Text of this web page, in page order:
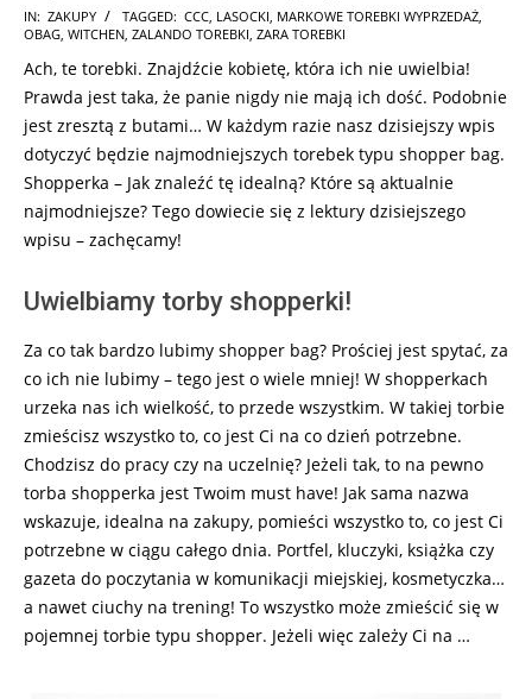
2025-
07-
24
IN: ZAKUPY TAGGED: CCC LASOCKI MARKOWE TOREBKI WYPRZEDAŻ
OBAG WITCHEN ZALANDO TOREBKI ZARA TOREBKI
Ach, te torebki. Znajdźcie kobietę, która ich nie uwielbia!
Prawda jest taka, że panie nigdy nie mają ich dość. Podobnie
jest zresztą z butami… W każdym razie nasz dzisiejszy wpis
dotyczyć będzie najmodniejszych torebek typu shopper bag.
Shopperka – Jak znaleźć tę idealną? Które są aktualnie
najmodniejsze? Tego dowiecie się z lektury dzisiejszego
wpisu – zachęcamy!
Uwielbiamy torby shopperki!
Za co tak bardzo lubimy shopper bag? Prościej jest spytać, za
co ich nie lubimy – tego jest o wiele mniej! W shopperkach
urzeka nas ich wielkość, to przede wszystkim. W takiej torbie
zmieścisz wszystko to, co jest Ci na co dzień potrzebne.
Chodzisz do pracy czy na uczelnię? Jeżeli tak, to na pewno
torba shopperka jest Twoim must have! Jak sama nazwa
wskazuje, idealna na zakupy, pomieści wszystko to, co jest Ci
potrzebne w ciągu całego dnia. Portfel, kluczyki, książka czy
gazeta do poczytania w komunikacji miejskiej, kosmetyczka…
a nawet ciuchy na trening! To wszystko może zmieścić się w
pojemnej torbie typu shopper. Jeżeli więc zależy Ci na …